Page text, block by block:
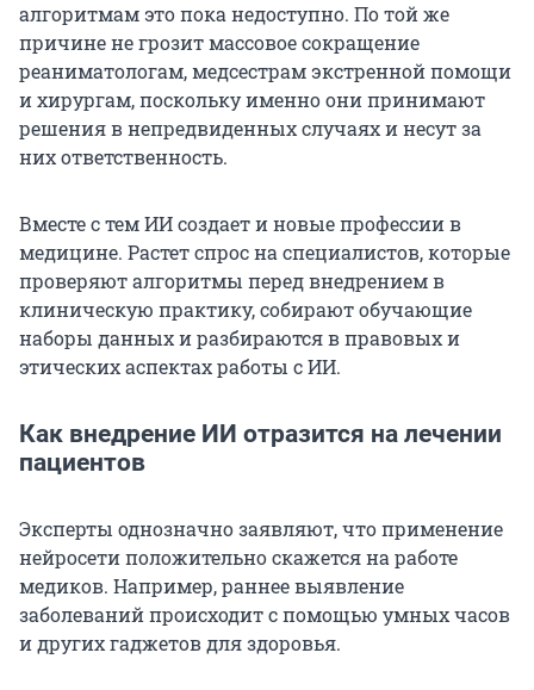
алгоритмам это пока недоступно. По той же
причине не грозит массовое сокращение
реаниматологам, медсестрам экстренной помощи
и хирургам, поскольку именно они принимают
решения в непредвиденных случаях и несут за
них ответственность.
Вместе с тем ИИ создает и новые профессии в
медицине. Растет спрос на специалистов, которые
проверяют алгоритмы перед внедрением в
клиническую практику, собирают обучающие
наборы данных и разбираются в правовых и
этических аспектах работы с ИИ.
Как внедрение ИИ отразится на лечении
пациентов
Эксперты однозначно заявляют, что применение
нейросети положительно скажется на работе
медиков. Например, раннее выявление
заболеваний происходит с помощью умных часов
и других гаджетов для здоровья.